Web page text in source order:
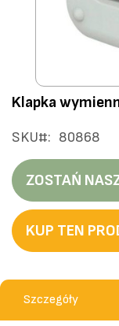
Przejdź
na
początek
galerii
Klapka
SKU 80868
ZOSTAŃ
KUP TEN
Szczegóły